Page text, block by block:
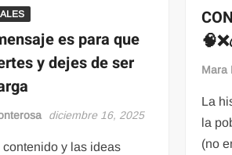
es para que
y dejes de ser
diciembre 16, 2025
contenido y las ideas
Mara
La
la
(no